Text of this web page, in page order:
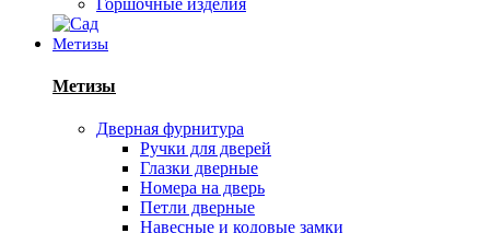
Метизы
Метизы
Дверная фурнитура
Ручки для дверей
Глазки дверные
Номера на дверь
Петли дверные
Навесные и кодовые замки